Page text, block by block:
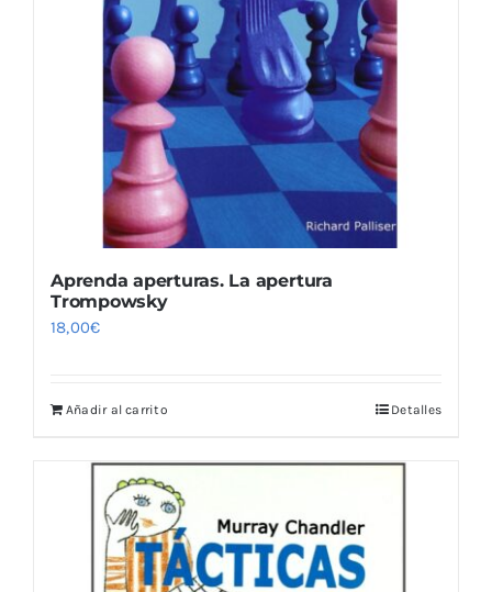
Aprenda aperturas. La apertura
Trompowsky
18,00€
Añadir al carrito Detalles